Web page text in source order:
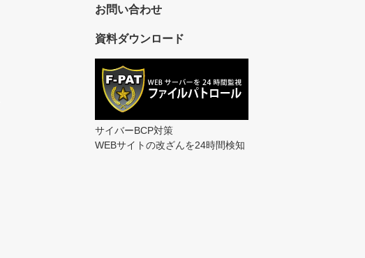
お問い合わせ
資料ダウンロード
サイバーBCP対策
WEBサイトの改ざんを24時間検知